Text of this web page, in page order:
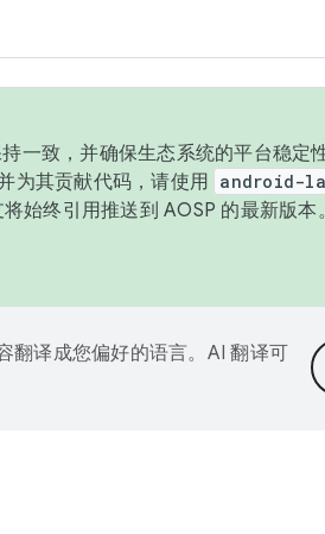
一致，并确保生态系统的平台稳定
为其贡献代码，请使用 android-
始终引用推送到 AOSP 的最新版
翻译成您偏好的语言。AI 翻译可